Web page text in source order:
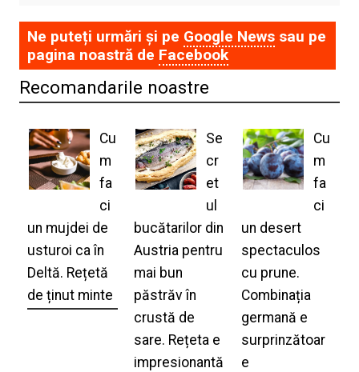
Ne puteți urmări și pe Google Newssau pe
pagina noastră de Facebook
Recomandarile noastre
Cu
m
fa
ci
un mujdei de
usturoi ca în
Deltă. Rețetă
de ținut minte
Se
cr
et
ul
bucătarilor din
Austria pentru
mai bun
păstrăv în
crustă de
sare. Rețeta e
impresionantă
Cu
m
fa
ci
un desert
spectaculos
cu prune.
Combinația
germană e
surprinzătoar
e